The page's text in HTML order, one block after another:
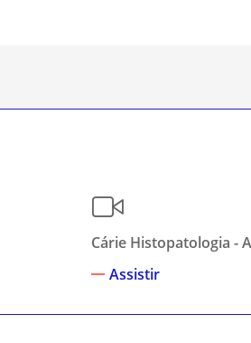
Cárie Histopatologia -
Assistir